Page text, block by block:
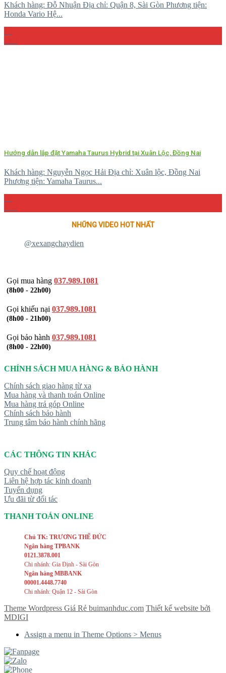
Khách hàng: Đỗ Nhuận Địa chỉ: Quận 8, Sài Gòn Phương tiện:
Honda Vario Hệ...
Hướng dẫn lắp đặt Yamaha Taurus Hybrid tại Xuân Lộc, Đồng Nai
Khách hàng: Nguyễn Ngọc Hải Địa chỉ: Xuân lộc, Đồng Nai
Phương tiện: Yamaha Taurus...
NHỮNG VIDEO HOT NHẤT
@xexangchaydien
Gọi mua hàng 037.989.1081
(8h00 - 22h00)
Gọi khiếu nại 037.989.1081
(8h00 - 21h00)
Gọi bảo hành 037.989.1081
(8h00 - 22h00)
CHÍNH SÁCH MUA HÀNG & BẢO HÀNH
Chính sách giao hàng từ xa
Mua hàng và thanh toán Online
Mua hàng trả góp Online
Chính sách bảo hành
Trung tâm bảo hành chính hãng
CÁC THÔNG TIN KHÁC
Quy chế hoạt động
Liên hệ hợp tác kinh doanh
Tuyển dụng
Ưu đãi từ đối tác
THANH TOÁN ONLINE
Chủ TK: TRƯƠNG THẾ ĐỨC
Ngân hàng TPBANK
0121.3878.001
Chi nhánh: Gia Định - Sài Gòn
Ngân hàng MBBANK
00001.4448.7740
Chi nhánh: Quận 12 - Sài Gòn
Theme Wordpress Giá Rẻ buimanhduc.com Thiết kế website bởi
MDIGI
Assign a menu in Theme Options > Menus